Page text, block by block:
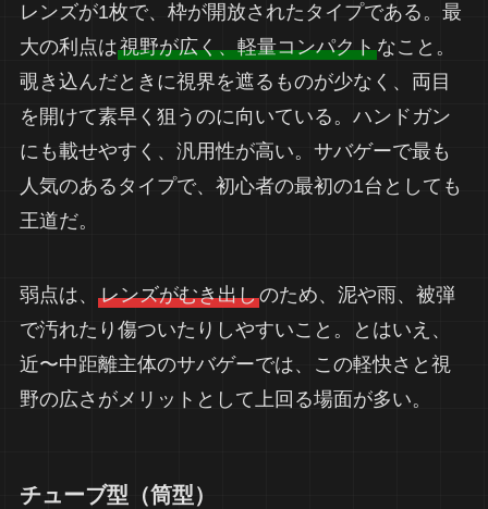
レンズが1枚で、枠が開放されたタイプである。最
大の利点は視野が広く、軽量コンパクトなこと。
覗き込んだときに視界を遮るものが少なく、両目
を開けて素早く狙うのに向いている。ハンドガン
にも載せやすく、汎用性が高い。サバゲーで最も
人気のあるタイプで、初心者の最初の1台としても
王道だ。
弱点は、 レンズがむき出しのため、泥や雨、被弾
で汚れたり傷ついたりしやすいこと。とはいえ、
近〜中距離主体のサバゲーでは、この軽快さと視
野の広さがメリットとして上回る場面が多い。
チューブ型（筒型）